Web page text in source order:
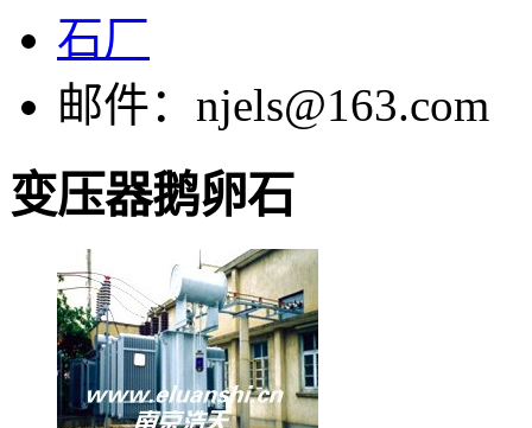
邮件：njels@163.com
变压器鹅卵石